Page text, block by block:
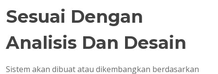
Sesuai Dengan
Analisis Dan Desain
Sistem akan dibuat atau dikembangkan berdasarkan